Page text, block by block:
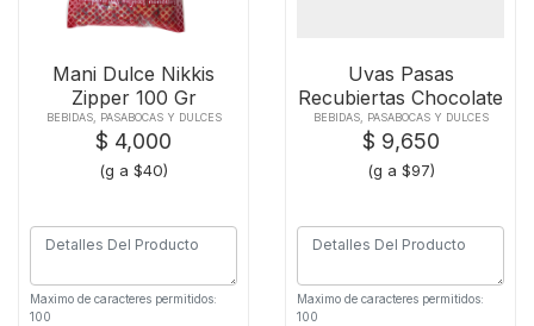
Mani Dulce Nikkis
Zipper 100 Gr
BEBIDAS, PASABOCAS Y DULCES
$ 4,000
(g a $40)
Maximo de caracteres permitidos:
100
Uvas Pasas
Recubiertas Chocolate
Rvx100g
BEBIDAS, PASABOCAS Y DULCES
$ 9,650
(g a $97)
Maximo de caracteres permitidos:
100